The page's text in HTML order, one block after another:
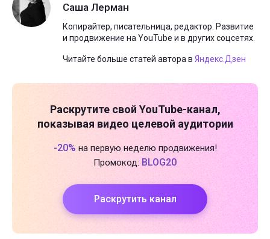
Саша Лерман
Копирайтер, писательница, редактор. Развитие
и продвижение на YouTube и в других соцсетях.
Читайте больше статей автора в Яндекс.Дзен
Раскрутите свой YouTube-канал,
показывая видео целевой аудитории
-20% на первую неделю продвижения!
Промокод: BLOG20
Раскрутить канал